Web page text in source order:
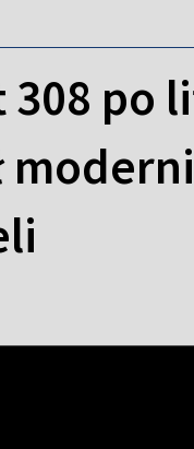
308 po